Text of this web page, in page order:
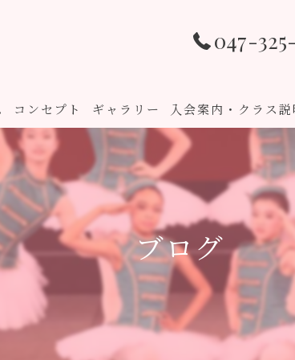
047-
コンセプト ギャラリー 入会案内・クラス説
ブログ